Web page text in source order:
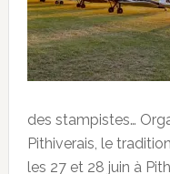
des stampistes…
Pithiverais, le
les 27 et 28 juin à